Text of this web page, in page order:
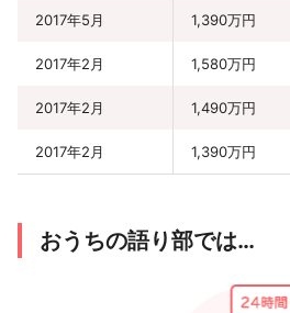
2017年5月 1,390万円
2017年2月 1,580万円
2017年2月 1,490万円
2017年2月 1,390万円
おうちの語り部では…